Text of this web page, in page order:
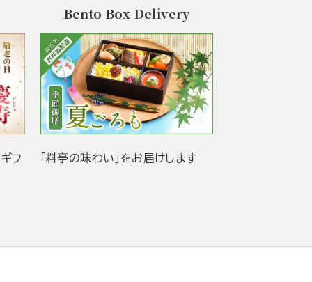
フ
Bento Box Delivery
「料亭の味わい」をお届けします